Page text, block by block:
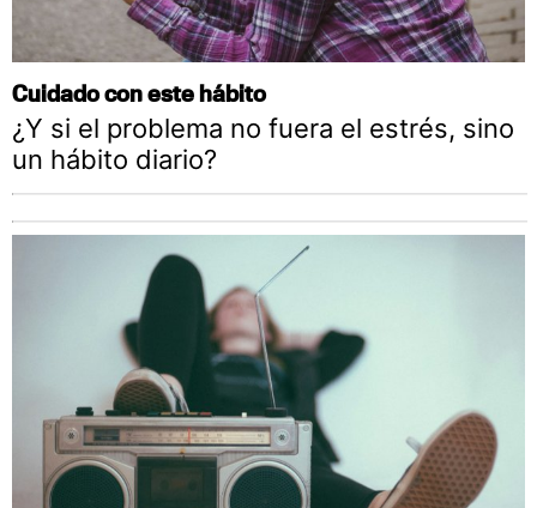
Cuidado con este hábito
¿Y si el problema no fuera el estrés, sino
un hábito diario?